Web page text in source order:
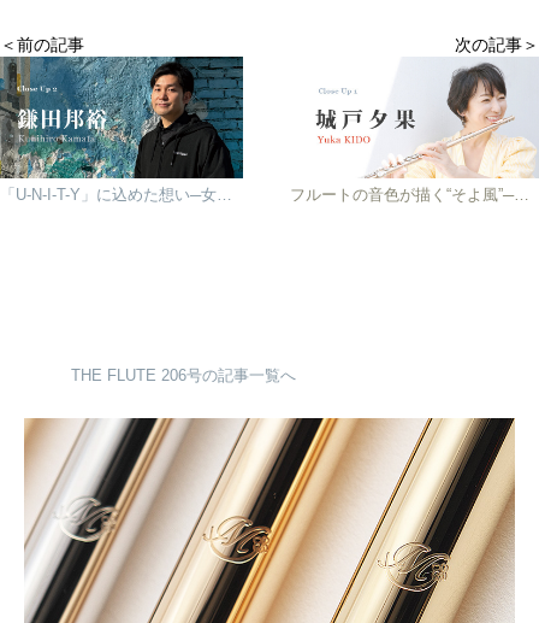
＜前の記事 次の記事＞
フルートの音色が描く“そよ風”─城戸夕果、26年ぶりのアルバム『BRISA』をリリース
THE FLUTE 206号の記事一覧へ